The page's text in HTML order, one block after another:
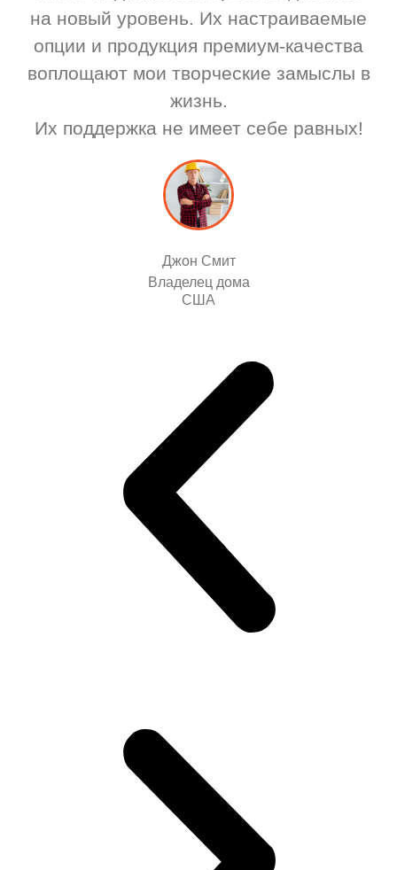
на новый уровень. Их настраиваемые
опции и продукция премиум-качества
воплощают мои творческие замыслы в
жизнь.
Их поддержка не имеет себе равных!
Джон Смит
Владелец дома
США